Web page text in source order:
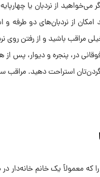
می‌خواهید از نردبان یا
از نردبان‌های دو طرفه و
مراقب باشید و از رفتن روی
گردن‌تان استراحت دهید.
را که معمولاً یک خانم خانه‌دار